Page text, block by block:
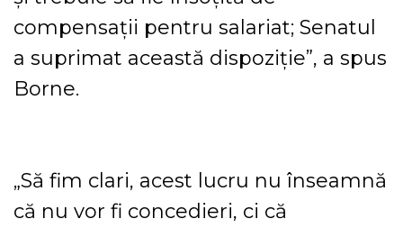
compensaţii pentru salariat; Senatul
a suprimat această dispoziţie”, a spus
Borne.
„Să fim clari, acest lucru nu înseamnă
că nu vor fi concedieri, ci că